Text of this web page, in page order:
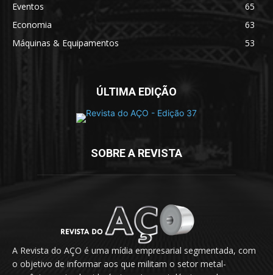
Eventos
65
Economia
63
Máquinas & Equipamentos
53
ÚLTIMA EDIÇÃO
SOBRE A REVISTA
A Revista do AÇO é uma mídia empresarial segmentada, com
o objetivo de informar aos que militam o setor metal-